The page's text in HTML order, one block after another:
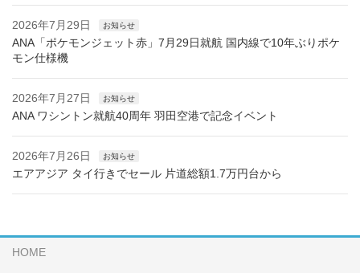
2026年7月29日 お知らせ
ANA「ポケモンジェット赤」7月29日就航 国内線で10年ぶりポケ
モン仕様機
2026年7月27日 お知らせ
ANA ワシントン就航40周年 羽田空港で記念イベント
2026年7月26日 お知らせ
エアアジア タイ行きでセール 片道総額1.7万円台から
HOME